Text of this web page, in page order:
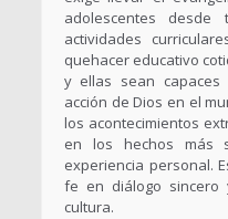
adolescentes
actividades
quehacer educativo
y ellas sean
acción de Dios en el
los acontecimientos
en los hechos más
experiencia personal.
fe en diálogo
cultura.